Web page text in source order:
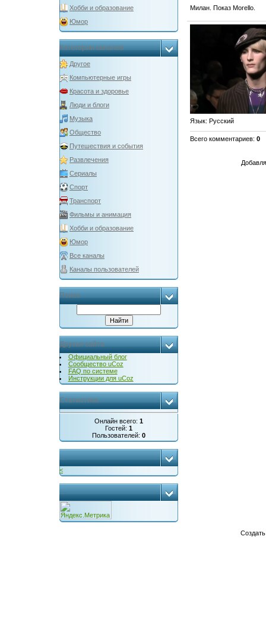
Хобби и образование
Юмор
Категории каналов
Другое
Компьютерные игры
Красота и здоровье
Люди и блоги
Музыка
Общество
Путешествия и события
Развлечения
Сериалы
Спорт
Транспорт
Фильмы и анимация
Хобби и образование
Юмор
Все каналы
Каналы пользователей
Поиск
Друзья сайта
Официальный блог
Сообщество uCoz
FAQ по системе
Инструкции для uCoz
Статистика
Онлайн всего: 1
Гостей: 1
Пользователей: 0
...
<
...
Милан. Показ Morello.
Язык: Русский
Всего комментариев: 0